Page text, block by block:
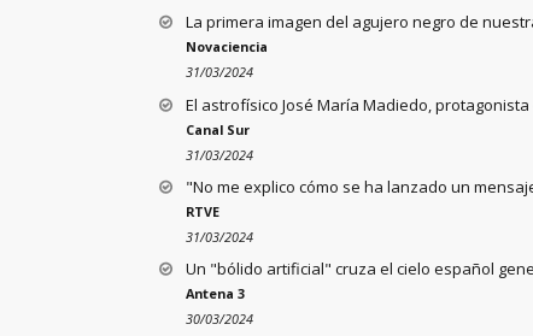
La primera imagen del agujero negro de
Novaciencia
31/03/2024
El astrofísico José María Madiedo,
Canal Sur
31/03/2024
"No me explico cómo se ha lanzado un
RTVE
31/03/2024
Un "bólido artificial" cruza el cielo español
Antena 3
30/03/2024